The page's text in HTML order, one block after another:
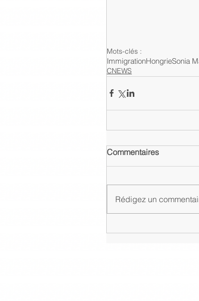
Mots-clés :
ImmigrationHongrieSonia
CNEWS
Commentaires
Rédigez un